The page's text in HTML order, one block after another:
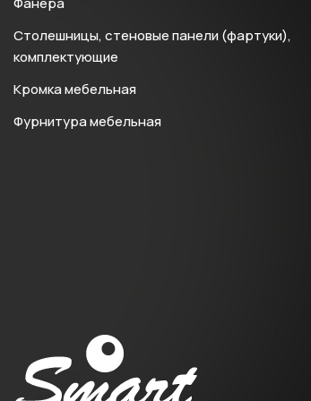
Столешницы, стеновые панели (фартуки),
комплектующие
Кромка мебельная
Фурнитура мебельная